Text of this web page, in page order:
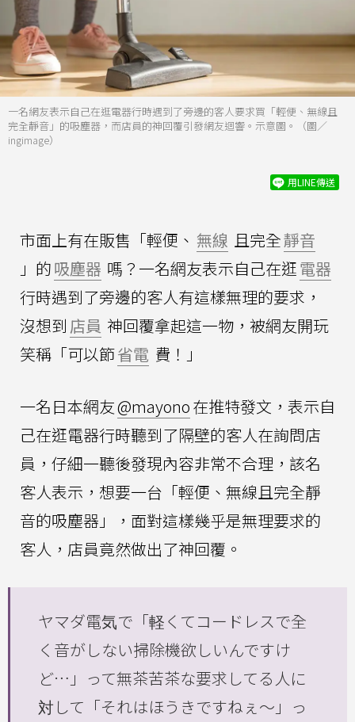
一名網友表示自己在逛電器行時遇到了旁邊的客人要求買「輕便、無線且
完全靜音」的吸塵器，而店員的神回覆引發網友迴響。示意圖。（圖／
ingimage）
用LINE傳送
市面上有在販售「輕便、 無線 且完全靜音
」的吸塵器 嗎？一名網友表示自己在逛電器
行時遇到了旁邊的客人有這樣無理的要求，
沒想到 店員 神回覆拿起這一物，被網友開玩
笑稱「可以節省電 費！」
一名日本網友@mayono在推特發文，表示自
己在逛電器行時聽到了隔壁的客人在詢問店
員，仔細一聽後發現內容非常不合理，該名
客人表示，想要一台「輕便、無線且完全靜
音的吸塵器」，面對這樣幾乎是無理要求的
客人，店員竟然做出了神回覆。
ヤマダ電気で「軽くてコードレスで全
く音がしない掃除機欲しいんですけ
ど…」って無茶苦茶な要求してる人に
対して「それはほうきですねぇ〜」っ